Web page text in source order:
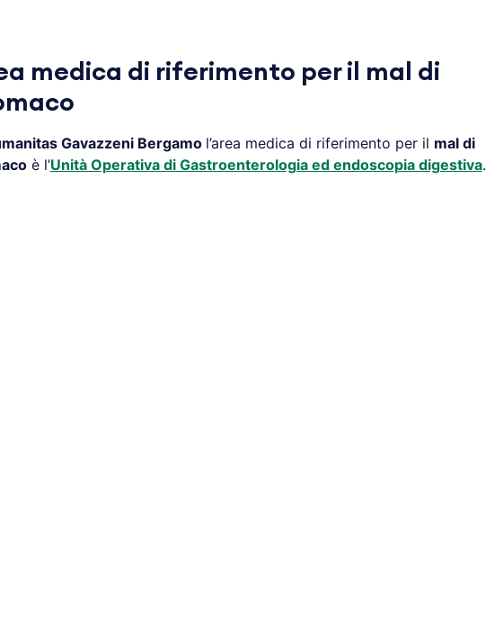
medica di riferimento per il mal di
GavazzeniBergamo l’area medica di riferimento per il mal di
è l’Unità Operativa di Gastroenterologia ed endoscopia digestiva.